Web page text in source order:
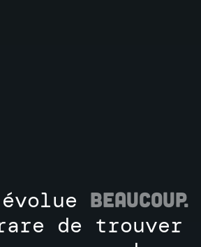
beaucoup.
de trouver